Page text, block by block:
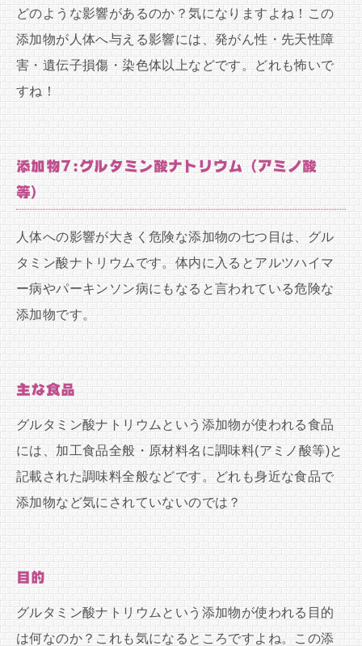
どのような影響があるのか？気になりますよね！この
添加物が人体へ与える影響には、発がん性・先天性障
害・遺伝子損傷・染色体以上などです。どれも怖いで
すね！
添加物7:グルタミン酸ナトリウム（アミノ酸
等）
人体への影響が大きく危険な添加物の七つ目は、グル
タミン酸ナトリウムです。体内に入るとアルツハイマ
ー病やパーキンソン病にもなると言われている危険な
添加物です。
主な食品
グルタミン酸ナトリウムという添加物が使われる食品
には、加工食品全般・原材料名に調味料(アミノ酸等)と
記載された調味料全般などです。どれも身近な食品で
添加物など気にされていないのでは？
目的
グルタミン酸ナトリウムという添加物が使われる目的
は何なのか？これも気になるところですよね。この添